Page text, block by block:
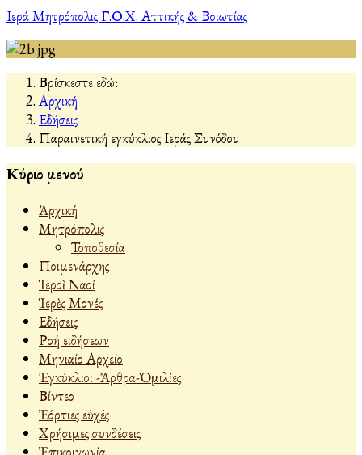
Ιερά Μητρόπολις Γ.Ο.Χ. Αττικής & Βοιωτίας
Βρίσκεστε εδώ:
Αρχική
Εἰδήσεις
Παραινετική εγκύκλιος Ιεράς Συνόδου
Κύριο μενού
Ἀρχική
Μητρόπολις
Τοποθεσία
Ποιμενάρχης
Ἱεροὶ Ναοί
Ἱερὲς Μονές
Εἰδήσεις
Ροή ειδήσεων
Μηνιαίο Αρχείο
Ἐγκύκλιοι -Ἄρθρα-Ὁμιλίες
Βίντεο
Ἐόρτιες εὐχές
Χρήσιμες συνδέσεις